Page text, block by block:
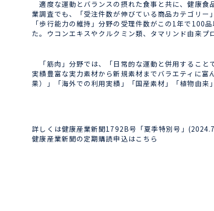
適度な運動とバランスの摂れた食事と共に、健康食
業調査でも、「受注件数が伸びている商品カテゴリー
「歩行能力の維持」分野の受理件数がこの1年で100
た。ウコンエキスやクルクミン類、タマリンド由来
「筋肉」分野では、「日常的な運動と併用すること
実績豊富な実力素材から新規素材までバラエティに
果）」「海外での利用実績」「国産素材」「植物由来
詳しくは健康産業新聞1792B号「夏季特別号」
健康産業新聞の定期購読申込はこちら